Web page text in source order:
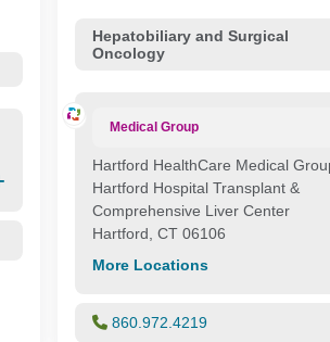
Hepatobiliary and Surgical
Oncology
Medical Group
Hartford HealthCare Medical
Hartford Hospital Transplant &
Comprehensive Liver Center
Hartford, CT 06106
More Locations
860.972.4219